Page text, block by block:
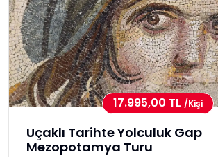
17.995,00 TL /kişi
Uçaklı Tarihte Yolculuk Gap
Mezopotamya Turu